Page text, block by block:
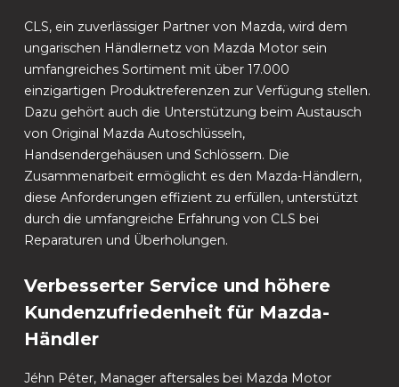
CLS, ein zuverlässiger Partner von Mazda, wird dem
ungarischen Händlernetz von Mazda Motor sein
umfangreiches Sortiment mit über 17.000
einzigartigen Produktreferenzen zur Verfügung stellen.
Dazu gehört auch die Unterstützung beim Austausch
von Original Mazda Autoschlüsseln,
Handsendergehäusen und Schlössern. Die
Zusammenarbeit ermöglicht es den Mazda-Händlern,
diese Anforderungen effizient zu erfüllen, unterstützt
durch die umfangreiche Erfahrung von CLS bei
Reparaturen und Überholungen.
Verbesserter Service und höhere
Kundenzufriedenheit für Mazda-
Händler
Jéhn Péter, Manager aftersales bei Mazda Motor